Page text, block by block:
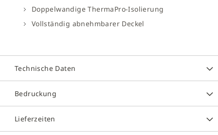
Doppelwandige ThermaPro-Isolierung
Vollständig abnehmbarer Deckel
Technische Daten
Bedruckung
Lieferzeiten